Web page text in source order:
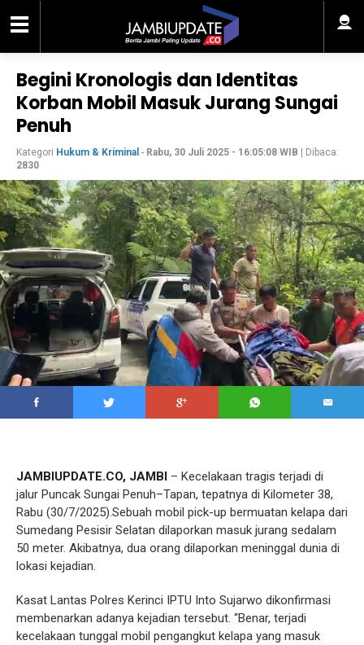
Begini Kronologis dan Identitas
Korban Mobil Masuk Jurang Sungai
Penuh
Kategori Hukum & Kriminal - Rabu, 30 Juli 2025 - 16:05:08 WIB | Dibaca:
2830
JAMBIUPDATE.CO, JAMBI – Kecelakaan tragis terjadi di
jalur Puncak Sungai Penuh–Tapan, tepatnya di Kilometer 38,
Rabu (30/7/2025).Sebuah mobil pick-up bermuatan kelapa dari
Sumedang Pesisir Selatan dilaporkan masuk jurang sedalam
50 meter. Akibatnya, dua orang dilaporkan meninggal dunia di
lokasi kejadian.
Kasat Lantas Polres Kerinci IPTU Into Sujarwo dikonfirmasi
membenarkan adanya kejadian tersebut. “Benar, terjadi
kecelakaan tunggal mobil pengangkut kelapa yang masuk